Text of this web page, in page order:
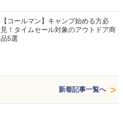
【コールマン】キャンプ始める方必
見！タイムセール対象のアウトドア商
品5選
新着記事一覧へ